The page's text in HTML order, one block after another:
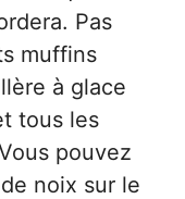
Pas
muffins
à glace
tous les
pouvez
noix sur le